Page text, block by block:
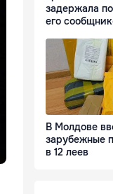
задержала
его
В Молдове
зарубежные
в 12 леев